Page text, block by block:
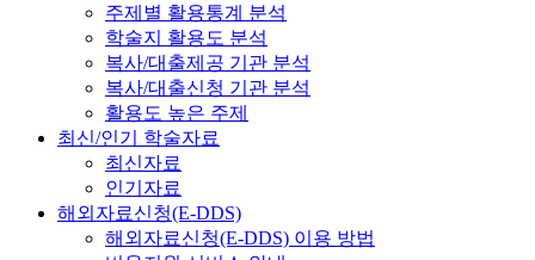
주제별 활용통계 분석
학술지 활용도 분석
복사/대출제공 기관 분석
복사/대출신청 기관 분석
활용도 높은 주제
최신/인기 학술자료
최신자료
인기자료
해외자료신청(E-DDS)
해외자료신청(E-DDS) 이용 방법